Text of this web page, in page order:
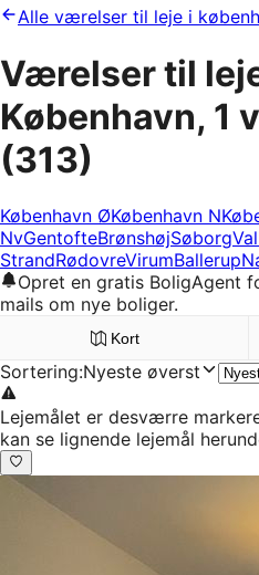
Alle værelser til leje i
Værelser til
København, 1
(313)
København ØKøbenhavn N
NvGentofteBrønshøjSøborg
StrandRødovreVirumBallerup
Opret en gratis BoligAgent
mails om nye boliger.
Kort
Sortering:Nyeste øverst
Lejemålet er desværre
kan se lignende lejemål